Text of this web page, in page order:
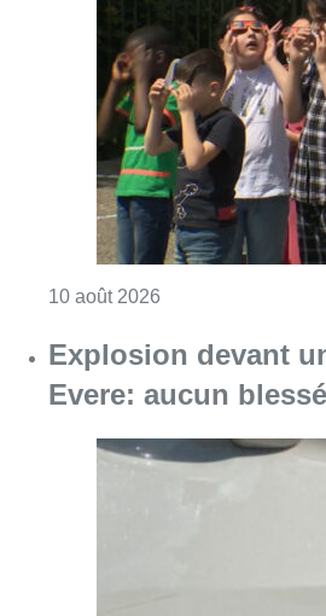
Explosion devant
Evere: aucun
Consulter l'article
Météo : fraîcheur à